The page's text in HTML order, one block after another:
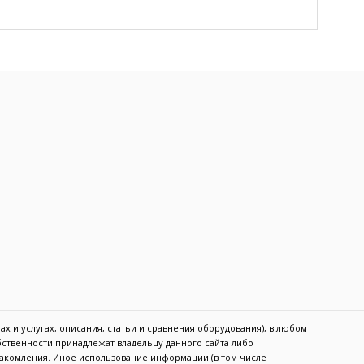
и услугах, описания, статьи и сравнения оборудования), в любом
принадлежат владельцу данного сайта либо
Иное использование информации (в том числе